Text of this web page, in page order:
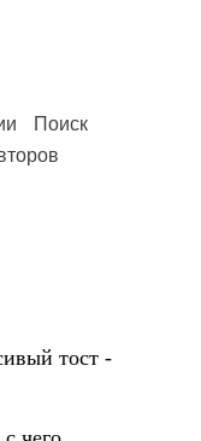
Поиск
тост -